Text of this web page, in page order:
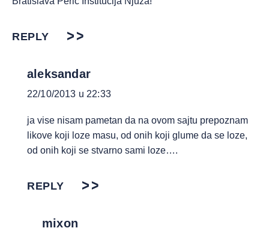
REPLY
aleksandar
22/10/2013 u 22:33
ja vise nisam pametan da na ovom sajtu prepoznam
likove koji loze masu, od onih koji glume da se loze,
od onih koji se stvarno sami loze….
REPLY
mixon